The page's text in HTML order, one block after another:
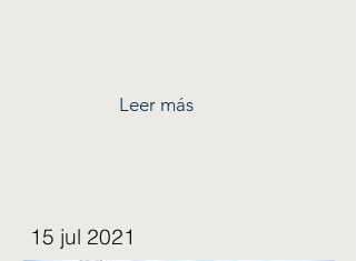
Leer más
15 jul 2021